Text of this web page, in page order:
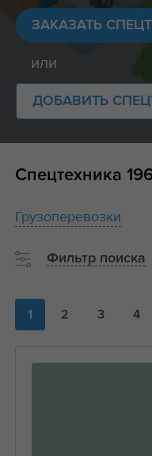
ЗАКАЗАТЬ
или
ДОБАВИТЬ
Спецтехника
1 2 3 4
Грузоперевозки
Фильтр поиска